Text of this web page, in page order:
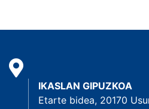
IKASLAN GIPUZKOA
Etarte bidea, 20170